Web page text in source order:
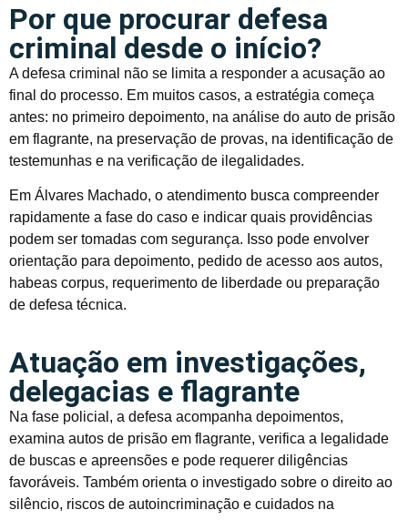
Por que procurar defesa
criminal desde o início?
A defesa criminal não se limita a responder a acusação ao
final do processo. Em muitos casos, a estratégia começa
antes: no primeiro depoimento, na análise do auto de prisão
em flagrante, na preservação de provas, na identificação de
testemunhas e na verificação de ilegalidades.
Em Álvares Machado, o atendimento busca compreender
rapidamente a fase do caso e indicar quais providências
podem ser tomadas com segurança. Isso pode envolver
orientação para depoimento, pedido de acesso aos autos,
habeas corpus, requerimento de liberdade ou preparação
de defesa técnica.
Atuação em investigações,
delegacias e flagrante
Na fase policial, a defesa acompanha depoimentos,
examina autos de prisão em flagrante, verifica a legalidade
de buscas e apreensões e pode requerer diligências
favoráveis. Também orienta o investigado sobre o direito ao
silêncio, riscos de autoincriminação e cuidados na